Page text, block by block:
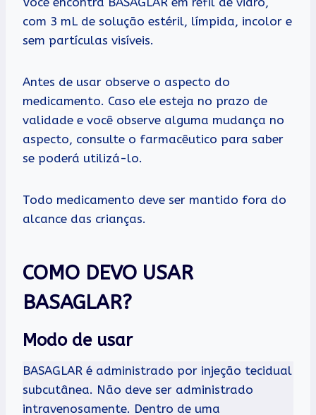
com 3 mL de solução estéril, límpida, incolor e
sem partículas visíveis.
Antes de usar observe o aspecto do
medicamento. Caso ele esteja no prazo de
validade e você observe alguma mudança no
aspecto, consulte o farmacêutico para saber
se poderá utilizá-lo.
Todo medicamento deve ser mantido fora do
alcance das crianças.
COMO DEVO USAR
BASAGLAR?
Modo de usar
BASAGLAR é administrado por injeção tecidual
subcutânea. Não deve ser administrado
intravenosamente. Dentro de uma